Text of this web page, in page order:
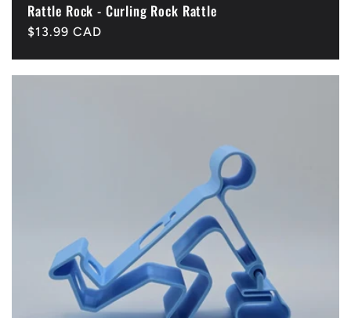
Rattle Rock - Curling Rock Rattle
Precio
$13.99 CAD